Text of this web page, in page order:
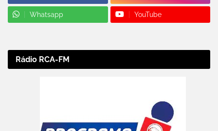
Whatsapp YouTube
Rádio RCA-FM